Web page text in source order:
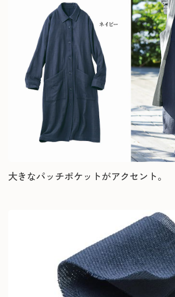
大きなパッチポケットがアクセント。